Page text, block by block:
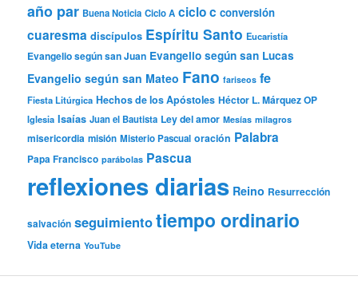
año par Buena Noticia Ciclo A ciclo c conversión
cuaresma discípulos Espíritu Santo Eucaristía
Evangelio según san Juan Evangelio según san Lucas
Evangelio según san Mateo Fano fariseos fe
Fiesta Litúrgica Hechos de los Apóstoles Héctor L. Márquez OP
Iglesia Isaías Juan el Bautista Ley del amor Mesías milagros
misericordia misión Misterio Pascual oración Palabra
Papa Francisco parábolas Pascua
reflexiones diarias Reino Resurrección
salvación seguimientotiempo ordinario
Vida eterna YouTube